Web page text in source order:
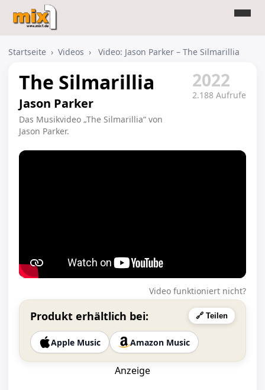
Startseite › Videos › Video: Jason Parker – The Silmarillia
The Silmarillia
Jason Parker
Das Musikvideo „The Silmarillia“ von
Jason Parker.
2022
2.188 Aufrufe
Video funktioniert nicht?
Produkt erhältlich bei: 🔗 Teilen
Apple Music Amazon Music
Anzeige